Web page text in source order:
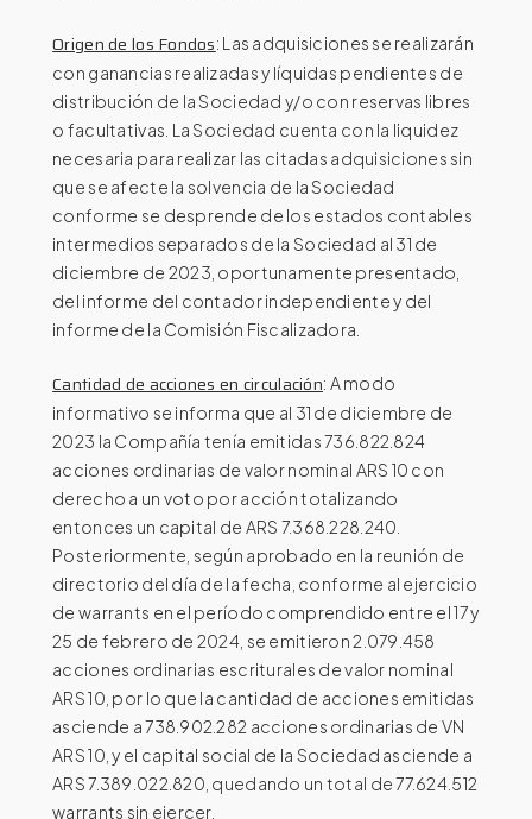
Origen de los Fondos: Las adquisiciones se realizarán
con ganancias realizadas y líquidas pendientes de
distribución de la Sociedad y/o con reservas libres
o facultativas. La Sociedad cuenta con la liquidez
necesaria para realizar las citadas adquisiciones sin
que se afecte la solvencia de la Sociedad
conforme se desprende de los estados contables
intermedios separados de la Sociedad al 31 de
diciembre de 2023, oportunamente presentado,
del informe del contador independiente y del
informe de la Comisión Fiscalizadora.
Cantidad de acciones en circulación: A modo
informativo se informa que al 31 de diciembre de
2023 la Compañía tenía emitidas 736.822.824
acciones ordinarias de valor nominal ARS 10 con
derecho a un voto por acción totalizando
entonces un capital de ARS 7.368.228.240.
Posteriormente, según aprobado en la reunión de
directorio del día de la fecha, conforme al ejercicio
de warrants en el período comprendido entre el 17 y
25 de febrero de 2024, se emitieron 2.079.458
acciones ordinarias escriturales de valor nominal
ARS 10, por lo que la cantidad de acciones emitidas
asciende a 738.902.282 acciones ordinarias de VN
ARS 10, y el capital social de la Sociedad asciende a
ARS 7.389.022.820, quedando un total de 77.624.512
warrants sin ejercer.